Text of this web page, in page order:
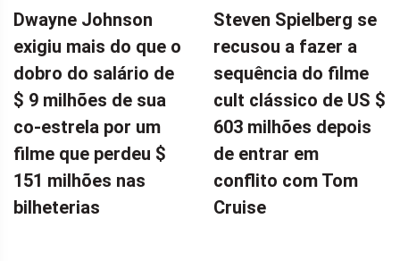
Dwayne Johnson
exigiu mais do que o
dobro do salário de
$ 9 milhões de sua
co-estrela por um
filme que perdeu $
151 milhões nas
bilheterias
Steven Spielberg se
recusou a fazer a
sequência do filme
cult clássico de US $
603 milhões depois
de entrar em
conflito com Tom
Cruise